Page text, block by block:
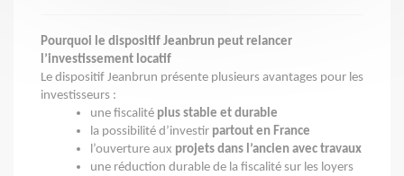
Pourquoi le dispositif Jeanbrun peut relancer
l’investissement locatif
Le dispositif Jeanbrun présente plusieurs avantages pour les
investisseurs :
une fiscalité plus stable et durable
la possibilité d’investir partout en France
l’ouverture aux projets dans l’ancien avec travaux
une réduction durable de la fiscalité sur les loyers